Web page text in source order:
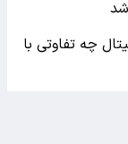
چه تفاوتی با